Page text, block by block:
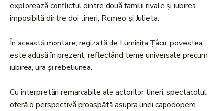
explorează conflictul dintre două familii rivale și iubirea
imposibilă dintre doi tineri, Romeo și Julieta.
În această montare, regizată de Luminița Țâcu, povestea
este adusă în prezent, reflectând teme universale precum
iubirea, ura și rebeliunea.
Cu interpretări remarcabile ale actorilor tineri, spectacolul
oferă o perspectivă proaspătă asupra unei capodopere